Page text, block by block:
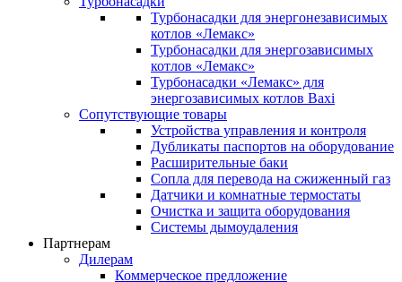
Турбонасадки для энергонезависимых
котлов «Лемакс»
Турбонасадки для энергозависимых
котлов «Лемакс»
Турбонасадки «Лемакс» для
энергозависимых котлов Baxi
Сопутствующие товары
Устройства управления и контроля
Дубликаты паспортов на оборудование
Расширительные баки
Сопла для перевода на сжиженный газ
Датчики и комнатные термостаты
Очистка и защита оборудования
Системы дымоудаления
Партнерам
Дилерам
Коммерческое предложение